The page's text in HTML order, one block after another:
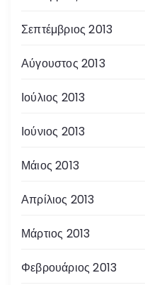
Σεπτέμβριος 2013
Αύγουστος 2013
Ιούλιος 2013
Ιούνιος 2013
Μάιος 2013
Απρίλιος 2013
Μάρτιος 2013
Φεβρουάριος 2013